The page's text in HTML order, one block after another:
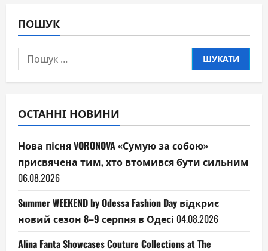
ПОШУК
Пошук:
ОСТАННІ НОВИНИ
Нова пісня VORONOVA «Сумую за собою»
присвячена тим, хто втомився бути сильним
06.08.2026
Summer WEEKEND by Odessa Fashion Day відкриє
новий сезон 8–9 серпня в Одесі 04.08.2026
Alina Fanta Showcases Couture Collections at The